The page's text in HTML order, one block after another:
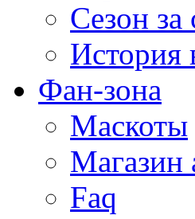
Сезон за
История
Фан-зона
Маскоты
Магазин
Faq